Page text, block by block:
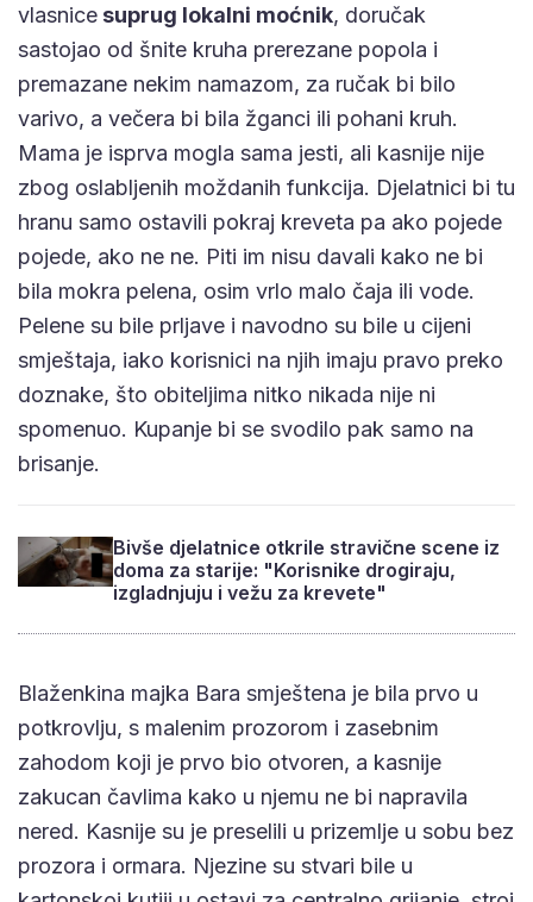
vlasnice suprug lokalni moćnik, doručak
sastojao od šnite kruha prerezane popola i
premazane nekim namazom, za ručak bi bilo
varivo, a večera bi bila žganci ili pohani kruh.
Mama je isprva mogla sama jesti, ali kasnije nije
zbog oslabljenih moždanih funkcija. Djelatnici bi tu
hranu samo ostavili pokraj kreveta pa ako pojede
pojede, ako ne ne. Piti im nisu davali kako ne bi
bila mokra pelena, osim vrlo malo čaja ili vode.
Pelene su bile prljave i navodno su bile u cijeni
smještaja, iako korisnici na njih imaju pravo preko
doznake, što obiteljima nitko nikada nije ni
spomenuo. Kupanje bi se svodilo pak samo na
brisanje.
Bivše djelatnice otkrile stravične scene iz
doma za starije: "Korisnike drogiraju,
izgladnjuju i vežu za krevete"
Blaženkina majka Bara smještena je bila prvo u
potkrovlju, s malenim prozorom i zasebnim
zahodom koji je prvo bio otvoren, a kasnije
zakucan čavlima kako u njemu ne bi napravila
nered. Kasnije su je preselili u prizemlje u sobu bez
prozora i ormara. Njezine su stvari bile u